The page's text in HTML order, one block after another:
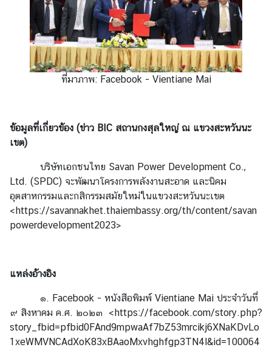
ล
ด้
า
น
จ
า
ว
แ
ล
ก
ร
ม
ที่มาภาพ: Facebook - Vientiane Mai
ข้อมูลที่เกี่ยวข้อง (ข่าว BIC สถานกงสุลใหญ่ ณ แขวงสะหวันนะ
เขต)
บริษัทเอกชนไทย Savan Power Development Co.,
Ltd. (SPDC) จะพัฒนาโครงการพลังงานสะอาด และนิคม
อุตสาหกรรมและกสิกรรมสมัยใหม่ในแขวงสะหวันนะเขต
<https://savannakhet.thaiembassy.org/th/content/savan
powerdevelopment2023>
แหล่งอ้างอิง
๑. Facebook - หนังสือพิมพ์ Vientiane Mai ประจำวันที่
๙ สิงหาคม ค.ศ. ๒๐๒๓ <https://facebook.com/story.php?
story_fbid=pfbid0FAnd9mpwaAf7bZ53mrcikj6XNaKDvLo
1xeWMVNCAdXoK83xBAaoMxvhghfgp3TN4l&id=100064